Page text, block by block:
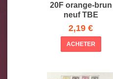
20F orange-brun
neuf TBE
2,19 €
ACHETER